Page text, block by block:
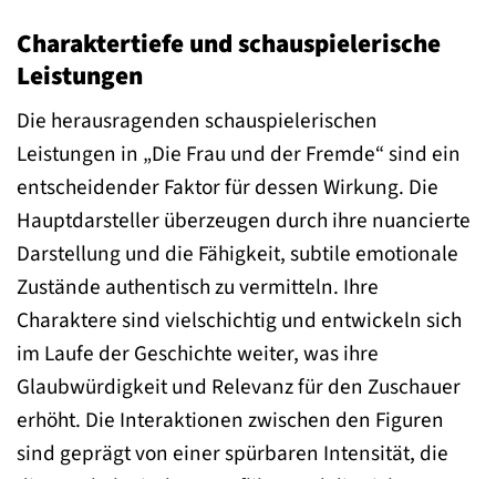
Charaktertiefe und schauspielerische
Leistungen
Die herausragenden schauspielerischen
Leistungen in „Die Frau und der Fremde“ sind ein
entscheidender Faktor für dessen Wirkung. Die
Hauptdarsteller überzeugen durch ihre nuancierte
Darstellung und die Fähigkeit, subtile emotionale
Zustände authentisch zu vermitteln. Ihre
Charaktere sind vielschichtig und entwickeln sich
im Laufe der Geschichte weiter, was ihre
Glaubwürdigkeit und Relevanz für den Zuschauer
erhöht. Die Interaktionen zwischen den Figuren
sind geprägt von einer spürbaren Intensität, die